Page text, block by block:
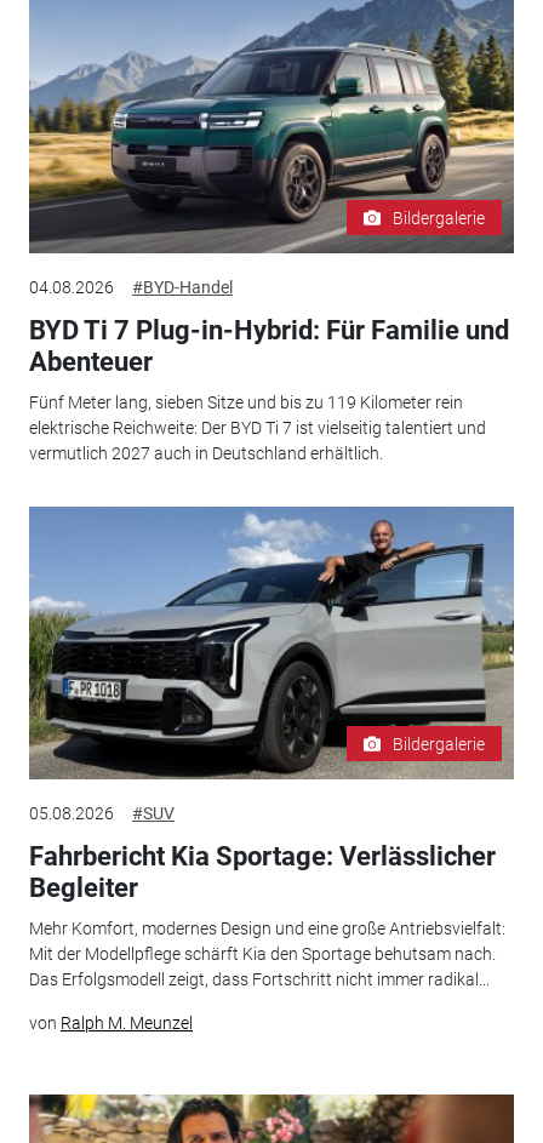
Bildergalerie
04.08.2026 #BYD-Handel
BYD Ti 7 Plug-in-Hybrid: Für Familie und
Abenteuer
Fünf Meter lang, sieben Sitze und bis zu 119 Kilometer rein
elektrische Reichweite: Der BYD Ti 7 ist vielseitig talentiert und
vermutlich 2027 auch in Deutschland erhältlich.
Bildergalerie
05.08.2026 #SUV
Fahrbericht Kia Sportage: Verlässlicher
Begleiter
Mehr Komfort, modernes Design und eine große Antriebsvielfalt:
Mit der Modellpflege schärft Kia den Sportage behutsam nach.
Das Erfolgsmodell zeigt, dass Fortschritt nicht immer radikal...
von Ralph M. Meunzel